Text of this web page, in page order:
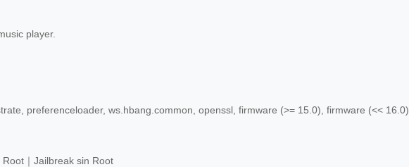
player.
preferenceloader, ws.hbang.common, openssl, firmware (>= 15.0), firmware (<< 16.0)
｜Jailbreak sin Root